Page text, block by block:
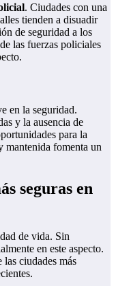
. Ciudades con una
tienden a disuadir
de seguridad a los
las fuerzas policiales
en la seguridad.
y la ausencia de
para la
fomenta un
seguras en
de vida. Sin
en este aspecto.
ciudades más